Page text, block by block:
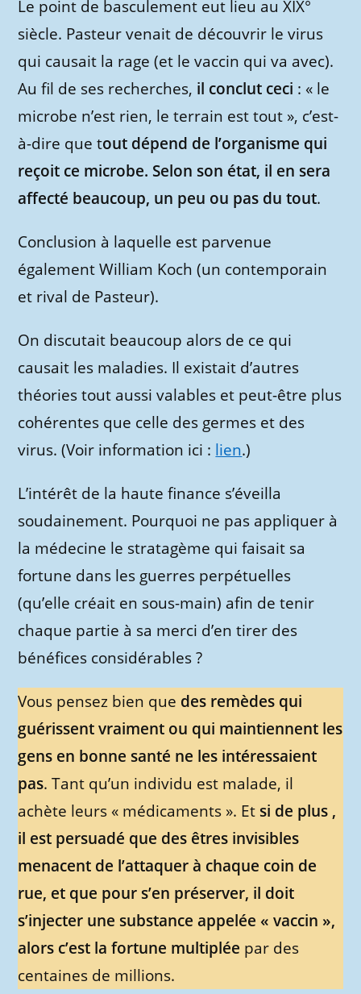
Le point de basculement eut lieu au XIX°
siècle. Pasteur venait de découvrir le virus
qui causait la rage (et le vaccin qui va avec).
Au fil de ses recherches, il conclut ceci : « le
microbe n’est rien, le terrain est tout », c’est-
à-dire que tout dépend de l’organisme qui
reçoit ce microbe. Selon son état, il en sera
affecté beaucoup, un peu ou pas du tout.
Conclusion à laquelle est parvenue
également William Koch (un contemporain
et rival de Pasteur).
On discutait beaucoup alors de ce qui
causait les maladies. Il existait d’autres
théories tout aussi valables et peut-être plus
cohérentes que celle des germes et des
virus. (Voir information ici : lien.)
L’intérêt de la haute finance s’éveilla
soudainement. Pourquoi ne pas appliquer à
la médecine le stratagème qui faisait sa
fortune dans les guerres perpétuelles
(qu’elle créait en sous-main) afin de tenir
chaque partie à sa merci d’en tirer des
bénéfices considérables ?
Vous pensez bien que des remèdes qui
guérissent vraiment ou qui maintiennent les
gens en bonne santé ne les intéressaient
pas. Tant qu’un individu est malade, il
achète leurs « médicaments ». Et si de plus ,
il est persuadé que des êtres invisibles
menacent de l’attaquer à chaque coin de
rue, et que pour s’en préserver, il doit
s’injecter une substance appelée « vaccin »,
alors c’est la fortune multiplée par des
centaines de millions.